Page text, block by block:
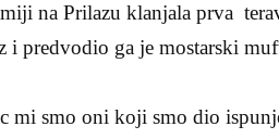
na Prilazu klanjala prva
i predvodio ga je mostarski
mi smo oni koji smo dio